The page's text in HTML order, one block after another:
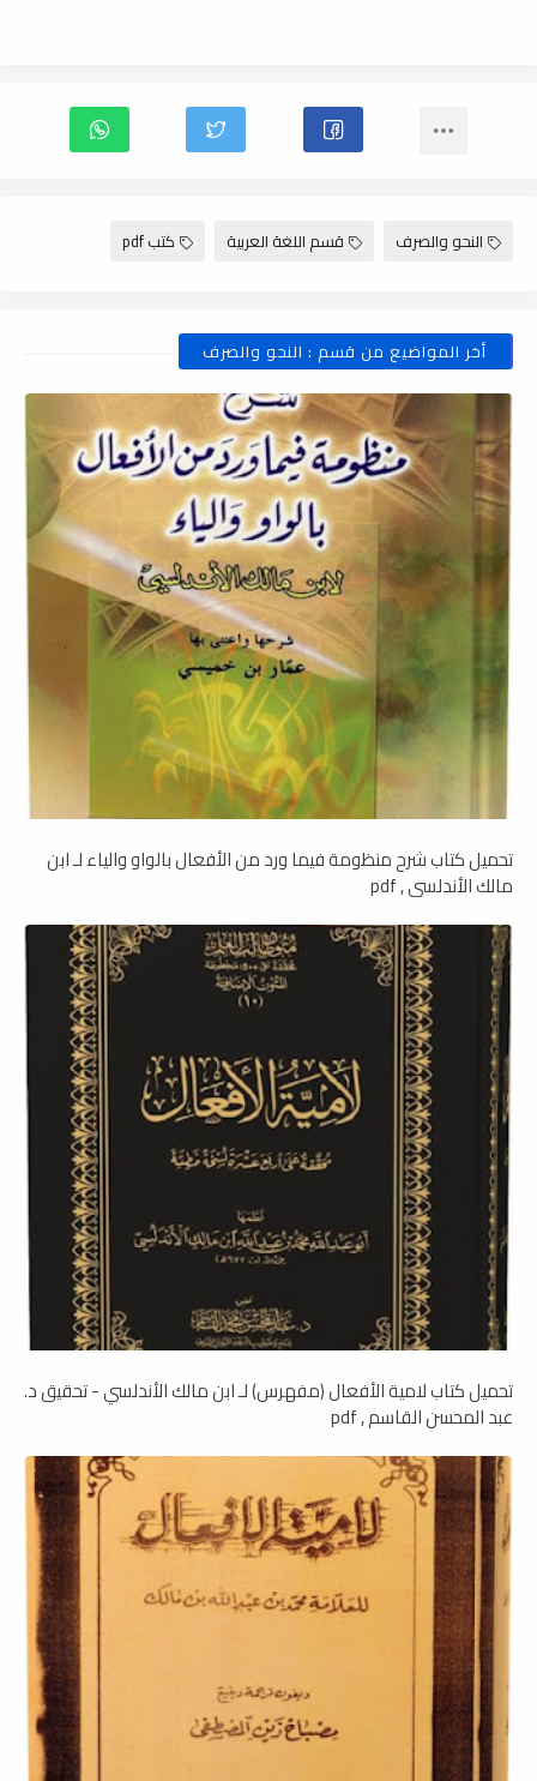
النحو والصرف قسم اللغة العربية كتب pdf
أخر المواضيع من قسم : النحو والصرف
تحميل كتاب شرح منظومة فيما ورد من الأفعال بالواو والياء لـ ابن
مالك الأندلسي , pdf
تحميل كتاب لامية الأفعال (مفهرس) لـ ابن مالك الأندلسي - تحقيق د.
عبد المحسن القاسم , pdf